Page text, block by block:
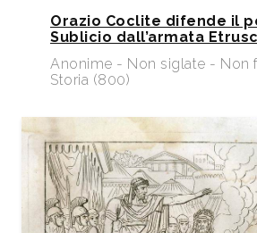
Orazio Coclite difende il
Sublicio dall’armata
Anonime - Non siglate - Non
Storia (800)